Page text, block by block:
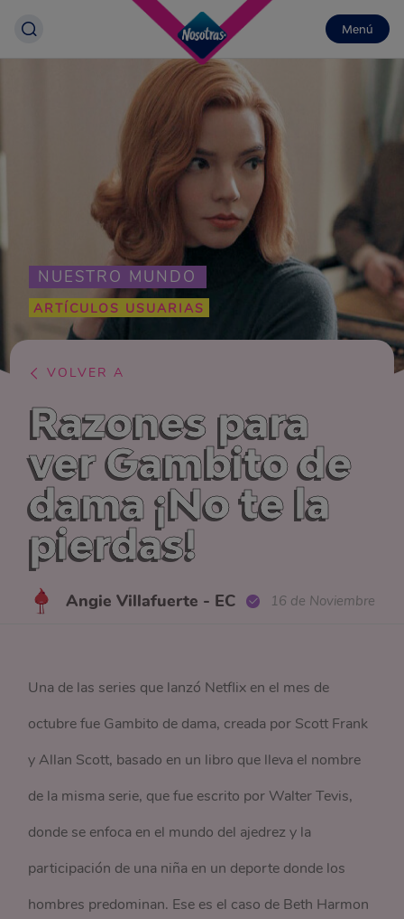
Menú
NUESTRO MUNDO
ARTÍCULOS USUARIAS
VOLVER A
Razones para
ver Gambito de
dama ¡No te la
pierdas!
Angie Villafuerte - EC 16 de Noviembre
Una de las series que lanzó Netflix en el mes de
octubre fue Gambito de dama, creada por Scott Frank
y Allan Scott, basado en un libro que lleva el nombre
de la misma serie, que fue escrito por Walter Tevis,
donde se enfoca en el mundo del ajedrez y la
participación de una niña en un deporte donde los
hombres predominan. Ese es el caso de Beth Harmon